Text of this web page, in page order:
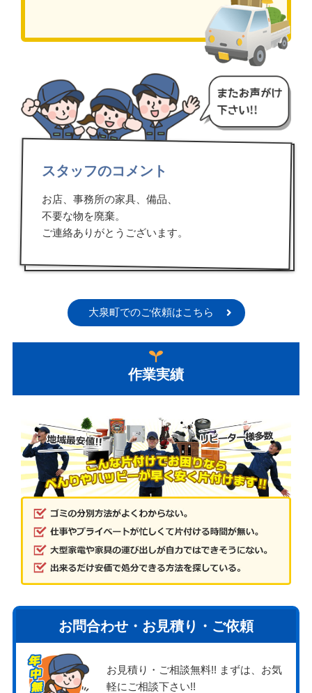
スタッフのコメント
お店、事務所の家具、備品、
不要な物を廃棄。
ご連絡ありがとうございます。
大泉町でのご依頼はこちら
作業実績
お問合わせ・お見積り・ご依頼
お見積り・ご相談無料!! まずは、お気
軽にご相談下さい!!